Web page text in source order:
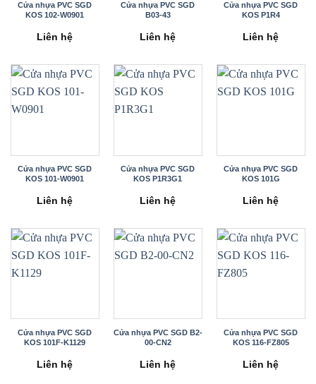
Cửa nhựa PVC SGD
KOS 102-W0901
Liên hệ
Cửa nhựa PVC SGD
B03-43
Liên hệ
Cửa nhựa PVC SGD
KOS P1R4
Liên hệ
Cửa nhựa PVC SGD
KOS 101-W0901
Liên hệ
Cửa nhựa PVC SGD
KOS P1R3G1
Liên hệ
Cửa nhựa PVC SGD
KOS 101G
Liên hệ
Cửa nhựa PVC SGD
KOS 101F-K1129
Liên hệ
Cửa nhựa PVC SGD B2-
00-CN2
Liên hệ
Cửa nhựa PVC SGD
KOS 116-FZ805
Liên hệ